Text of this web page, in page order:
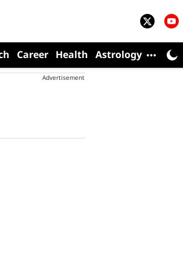
Career Health Astrology
Advertisement